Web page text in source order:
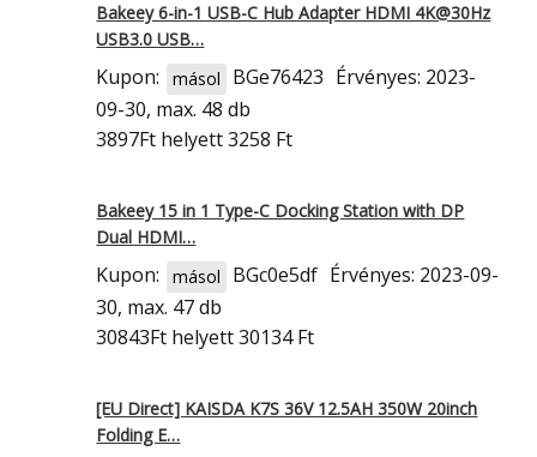
Bakeey 6-in-1 USB-C Hub Adapter HDMI 4K@30Hz
USB3.0 USB…
Kupon: másol BGe76423 Érvényes: 2023-
09-30, max. 48 db
3897Ft helyett 3258 Ft
Bakeey 15 in 1 Type-C Docking Station with DP
Dual HDMI…
Kupon: másol BGc0e5df Érvényes: 2023-09-
30, max. 47 db
30843Ft helyett 30134 Ft
[EU Direct] KAISDA K7S 36V 12.5AH 350W 20inch
Folding E…